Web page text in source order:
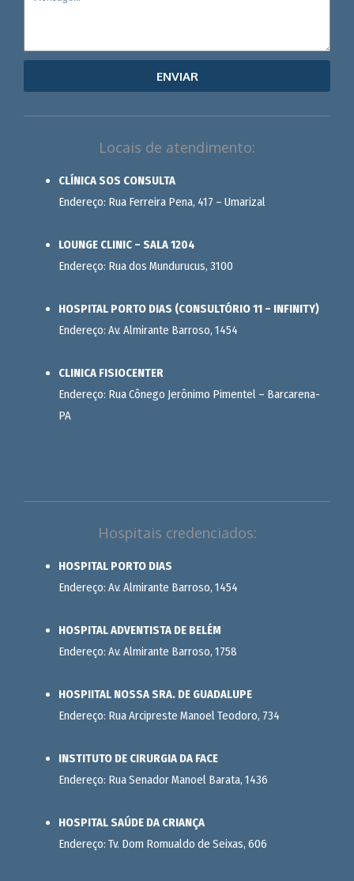
ENVIAR
Locais de atendimento:
CLÍNICA SOS CONSULTA
Endereço: Rua Ferreira Pena, 417 – Umarizal
LOUNGE CLINIC – SALA 1204
Endereço: Rua dos Mundurucus, 3100
HOSPITAL PORTO DIAS (CONSULTÓRIO 11 – INFINITY)
Endereço: Av. Almirante Barroso, 1454
CLINICA FISIOCENTER
Endereço: Rua Cônego Jerônimo Pimentel – Barcarena-
PA
Hospitais credenciados:
HOSPITAL PORTO DIAS
Endereço: Av. Almirante Barroso, 1454
HOSPITAL ADVENTISTA DE BELÉM
Endereço: Av. Almirante Barroso, 1758
HOSPIITAL NOSSA SRA. DE GUADALUPE
Endereço: Rua Arcipreste Manoel Teodoro, 734
INSTITUTO DE CIRURGIA DA FACE
Endereço: Rua Senador Manoel Barata, 1436
HOSPITAL SAÚDE DA CRIANÇA
Endereço: Tv. Dom Romualdo de Seixas, 606